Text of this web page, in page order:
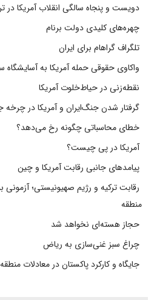
دویست و پنجاه سالگی انقلاب آمریکا در
چهره‌های کلیدی دولت برنام
تلگراف گراهام برای ایران
واکاوی حقوقی حمله آمریکا به آسایشگاه
نقطه‌زنی در حیاط‌خلوت آمریکا
گرفتار شدن جنگ‌ایران و آمریکا در
خطای محاسباتی چگونه رخ می‌دهد؟
آمریکا در پی چیست؟
پیامدهای جانبی رقابت آمریکا و چین
رقابت ترکیه و رژیم صهیونیستی؛
منطقه
حجاز هسته‌ای نخواهد شد
چراغ سبز غنی‌سازی به ریاض
جایگاه و کارکرد پاکستان در معادلات